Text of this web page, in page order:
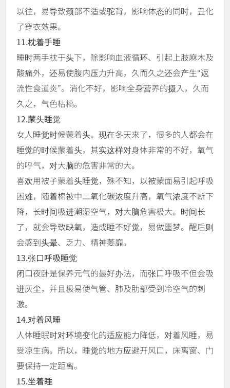
以往，易导致颈部不适或驼背，影响体态的同时，丑化
了穿衣效果。
11.枕着手睡
睡时两手枕于头下，除影响血液循环、引起上肢麻木及
酸痛外，还易使腹内压力升高，久而久之还会产生“返
流性食道炎”。消化不好，影响全身营养的摄入，久而
久之，气色枯槁。
12.蒙头睡觉
女人睡觉时候蒙着头。现在冬天来了，很多的人都会在
睡觉的时候蒙着头，其实这样对身体非常的不好，氧气
的呼气，对大脑的危害非常的大。
喜欢用被子蒙着头睡觉，殊不知，以被蒙面易引起呼吸
困难，随着棉被中二氧化碳浓度升高，氧气浓度不断下
降，长时间吸进潮湿空气，对大脑危害极大。时间长
了，就会导致缺氧，造成睡不好觉，易做噩梦。醒后则
会感到头晕、乏力、精神萎靡。
13.张口呼吸睡觉
闭口夜卧是保养元气的最好办法，而张口呼吸不但会吸
进灰尘，并且极易使气管、肺及肋部受到冷空气的刺
激。
14.对着风睡
人体睡眠时对环境变化的适应能力降低，对着风睡，易
受凉生病。所以，睡觉的地方应避开风口，床离窗、门
要保持一定距离。
15.坐着睡